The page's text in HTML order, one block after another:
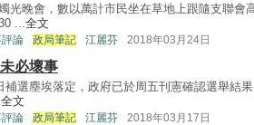
光晚會，數以萬計市民坐在草地上跟隨支聯會
...全文
論 政局筆記 江麗芬 2018年03月24日
必壞事
補選塵埃落定，政府已於周五刊憲確認選舉結
全文
論 政局筆記 江麗芬 2018年03月17日